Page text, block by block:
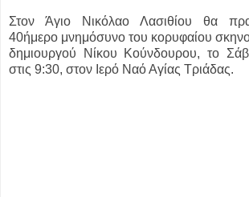
Στον Άγιο Νικόλαο Λασιθίου θα
40ήμερο μνημόσυνο του κορυφαίου
δημιουργού Νίκου Κούνδουρου, το
στις 9:30, στον Ιερό Ναό Αγίας Τριάδας.